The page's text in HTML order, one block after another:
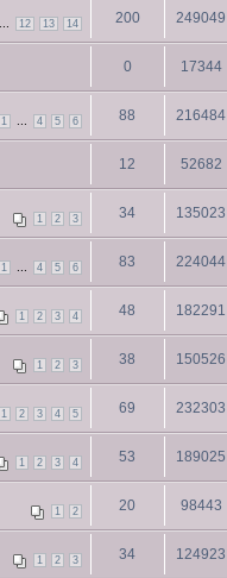
12 13 14 200 249049
0 17344
1 4 5 6 88 216484
12 52682
1 2 3 34 135023
1 4 5 6 83 224044
1 2 3 4 48 182291
1 2 3 38 150526
1 2 3 4 5 69 232303
1 2 3 4 53 189025
1 2 20 98443
1 2 3 34 124923